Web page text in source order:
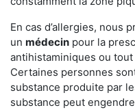
En cas d’allergies, nous
un médecin pour la
antihistaminiques ou
Certaines personnes
substance produite par
substance peut